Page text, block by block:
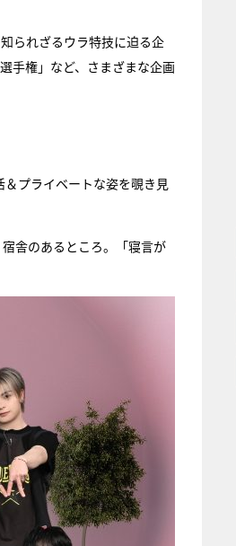
られざるウラ特技に迫る企
手権」など、さまざまな企画
プライベートな姿を覗き見
舎のあるところ。「寝言が